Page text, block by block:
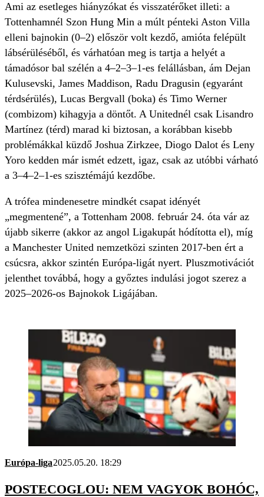
Ami az esetleges hiányzókat és visszatérőket illeti: a
Tottenhamnél Szon Hung Min a múlt pénteki Aston Villa
elleni bajnokin (0–2) először volt kezdő, amióta felépült
lábsérüléséből, és várhatóan meg is tartja a helyét a
támadósor bal szélén a 4–2–3–1-es felállásban, ám Dejan
Kulusevski, James Maddison, Radu Dragusin (egyaránt
térdsérülés), Lucas Bergvall (boka) és Timo Werner
(combizom) kihagyja a döntőt. A Unitednél csak Lisandro
Martínez (térd) marad ki biztosan, a korábban kisebb
problémákkal küzdő Joshua Zirkzee, Diogo Dalot és Leny
Yoro kedden már ismét edzett, igaz, csak az utóbbi várható
a 3–4–2–1-es szisztémájú kezdőbe.
A trófea mindenesetre mindkét csapat idényét
„megmentené”, a Tottenham 2008. február 24. óta vár az
újabb sikerre (akkor az angol Ligakupát hódította el), míg
a Manchester United nemzetközi szinten 2017-ben ért a
csúcsra, akkor szintén Európa-ligát nyert. Pluszmotivációt
jelenthet továbbá, hogy a győztes indulási jogot szerez a
2025–2026-os Bajnokok Ligájában.
Európa-liga2025.05.20. 18:29
POSTECOGLOU: NEM VAGYOK BOHÓC,